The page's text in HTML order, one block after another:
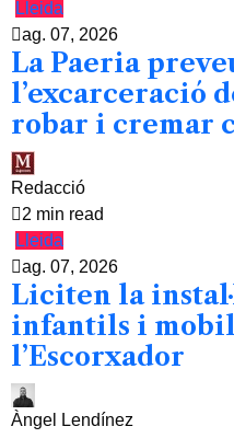
Lleida
ag. 07, 2026
La Paeria
l’excarceració
robar i cremar
Redacció
2 min read
Lleida
ag. 07, 2026
Liciten la
infantils i
l’Escorxador
Àngel Lendínez